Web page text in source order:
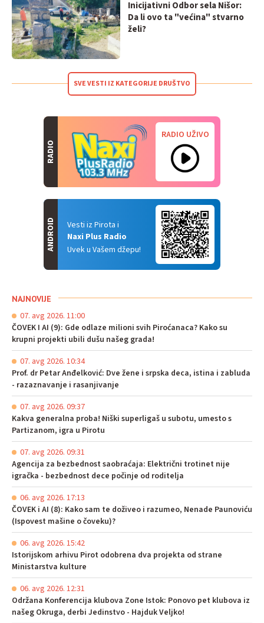
Inicijativni Odbor sela Nišor:
Da li ovo ta "većina" stvarno
želi?
SVE VESTI IZ KATEGORIJE DRUŠTVO
RADIO
RADIO UŽIVO
Vesti iz Pirota i
Naxi Plus Radio
Uvek u Vašem džepu!
ANDROID
NAJNOVIJE
07. avg 2026. 11:00
ČOVEK I AI (9): Gde odlaze milioni svih Piroćanaca? Kako su
krupni projekti ubili dušu našeg grada!
07. avg 2026. 10:34
Prof. dr Petar Anđelković: Dve žene i srpska deca, istina i zabluda
- razaznavanje i rasanjivanje
07. avg 2026. 09:37
Kakva generalna proba! Niški superligaš u subotu, umesto s
Partizanom, igra u Pirotu
07. avg 2026. 09:31
Agencija za bezbednost saobraćaja: Električni trotinet nije
igračka - bezbednost dece počinje od roditelja
06. avg 2026. 17:13
ČOVEK i AI (8): Kako sam te doživeo i razumeo, Nenade Paunoviću
(Ispovest mašine o čoveku)?
06. avg 2026. 15:42
Istorijskom arhivu Pirot odobrena dva projekta od strane
Ministarstva kulture
06. avg 2026. 12:31
Održana Konferencija klubova Zone Istok: Ponovo pet klubova iz
našeg Okruga, derbi Jedinstvo - Hajduk Veljko!